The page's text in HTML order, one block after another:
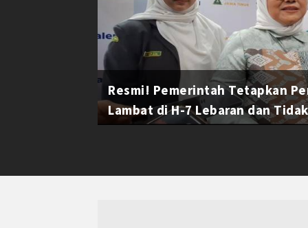
Resmi! Pemerintah Tetapkan
Lambat di H-7 Lebaran dan